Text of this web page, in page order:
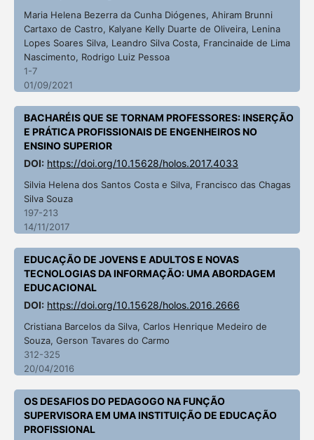
Maria Helena Bezerra da Cunha Diógenes, Ahiram Brunni
Cartaxo de Castro, Kalyane Kelly Duarte de Oliveira, Lenina
Lopes Soares Silva, Leandro Silva Costa, Francinaide de Lima
Nascimento, Rodrigo Luiz Pessoa
1-7
01/09/2021
BACHARÉIS QUE SE TORNAM PROFESSORES: INSERÇÃO
E PRÁTICA PROFISSIONAIS DE ENGENHEIROS NO
ENSINO SUPERIOR
DOI: https://doi.org/10.15628/holos.2017.4033
Silvia Helena dos Santos Costa e Silva, Francisco das Chagas
Silva Souza
197-213
14/11/2017
EDUCAÇÃO DE JOVENS E ADULTOS E NOVAS
TECNOLOGIAS DA INFORMAÇÃO: UMA ABORDAGEM
EDUCACIONAL
DOI: https://doi.org/10.15628/holos.2016.2666
Cristiana Barcelos da Silva, Carlos Henrique Medeiro de
Souza, Gerson Tavares do Carmo
312-325
20/04/2016
OS DESAFIOS DO PEDAGOGO NA FUNÇÃO
SUPERVISORA EM UMA INSTITUIÇÃO DE EDUCAÇÃO
PROFISSIONAL